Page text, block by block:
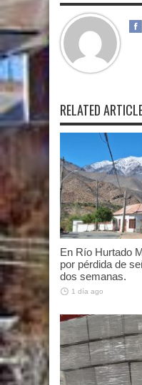
RELATED
En Río Hurtado
por pérdida de
dos semanas.
1 día ago